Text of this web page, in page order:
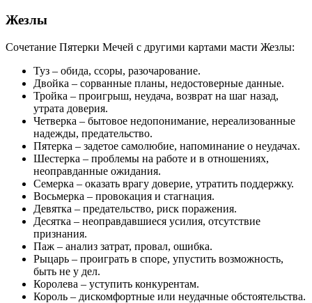
Жезлы
Сочетание Пятерки Мечей с другими картами масти Жезлы:
Туз – обида, ссоры, разочарование.
Двойка – сорванные планы, недостоверные данные.
Тройка – проигрыш, неудача, возврат на шаг назад,
утрата доверия.
Четверка – бытовое недопонимание, нереализованные
надежды, предательство.
Пятерка – задетое самолюбие, напоминание о неудачах.
Шестерка – проблемы на работе и в отношениях,
неоправданные ожидания.
Семерка – оказать врагу доверие, утратить поддержку.
Восьмерка – провокация и стагнация.
Девятка – предательство, риск поражения.
Десятка – неоправдавшиеся усилия, отсутствие
признания.
Паж – анализ затрат, провал, ошибка.
Рыцарь – проиграть в споре, упустить возможность,
быть не у дел.
Королева – уступить конкурентам.
Король – дискомфортные или неудачные обстоятельства.